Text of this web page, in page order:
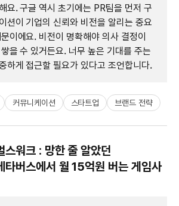
요. 구글 역시 초기에는 PR팀을 먼저 구
션이 기업의 신뢰와 비전을 알리는 중요
이에요. 비전이 명확해야 의사 결정이
을 수 있거든요. 너무 높은 기대를 주는
하게 접근할 필요가 있다고 조언합니다.
커뮤니케이션 스타트업 브랜드 전략
스워크 : 망한 줄 알았던
타버스에서 월 15억원 버는 게임사